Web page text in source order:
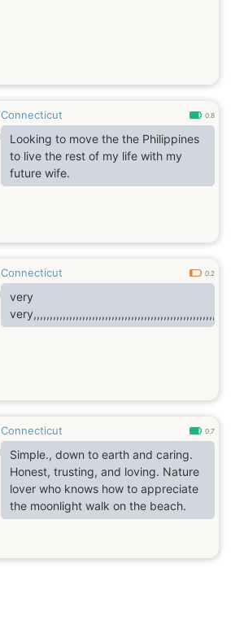
Connecticut 0.8
Looking to move the the Philippines
to live the rest of my life with my
future wife.
Connecticut 0.2
very
Connecticut 0.7
Simple., down to earth and caring.
Honest, trusting, and loving. Nature
lover who knows how to appreciate
the moonlight walk on the beach.